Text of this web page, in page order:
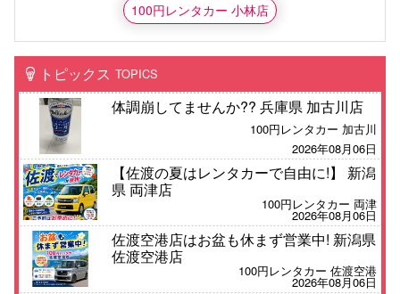
100円レンタカー 小林店
トピックス TOPICS
体調崩してませんか?? 兵庫県 加古川店
100円レンタカー 加古川
2026年08月06日
【佐渡の夏はレンタカーで自由に!】 新潟
県 両津店
100円レンタカー 両津
2026年08月06日
佐渡空港店はお盆も休まず営業中! 新潟県
佐渡空港店
100円レンタカー 佐渡空港
2026年08月06日